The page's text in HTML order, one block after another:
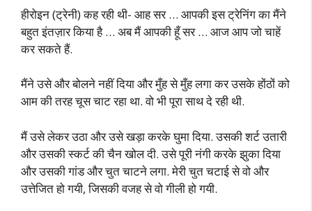
हीरोइन (ट्रेनी) कह रही थी- आह सर … आपकी इस ट्रेनिंग का मैंने
बहुत इंतज़ार किया है … अब मैं आपकी हूँ सर … आज आप जो चाहें
कर सकते हैं.
मैंने उसे और बोलने नहीं दिया और मुँह से मुँह लगा कर उसके होंठों को
आम की तरह चूस चाट रहा था. वो भी पूरा साथ दे रही थी.
मैं उसे लेकर उठा और उसे खड़ा करके घुमा दिया. उसकी शर्ट उतारी
और उसकी स्कर्ट की चैन खोल दी. उसे पूरी नंगी करके झुका दिया
और उसकी गांड और चुत चाटने लगा. मेरी चुत चटाई से वो और
उत्तेजित हो गयी, जिसकी वजह से वो गीली हो गयी.